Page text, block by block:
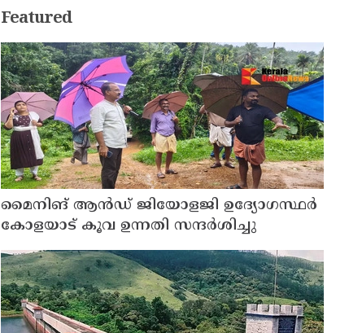
Featured
മൈനിങ് ആൻഡ്​ ജിയോളജി ഉദ്യോഗസ്ഥർ
കോളയാട് കൂവ ഉന്നതി സന്ദർശിച്ചു